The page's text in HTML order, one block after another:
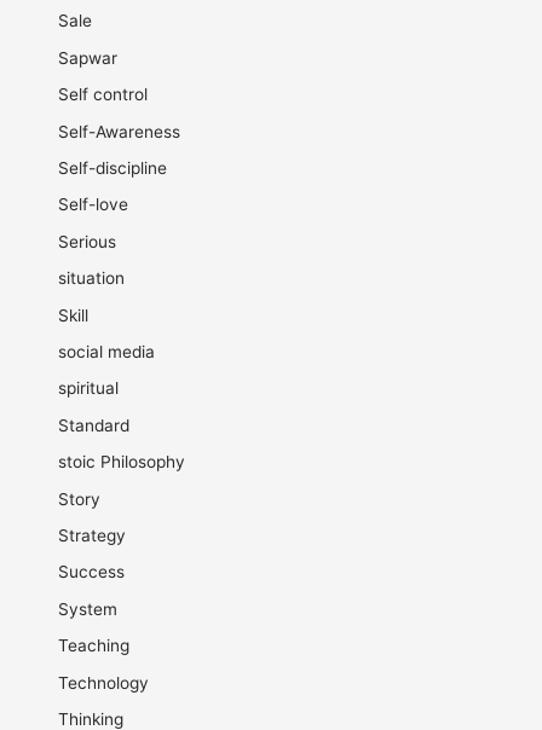
Sale
Sapwar
Self control
Self-Awareness
Self-discipline
Self-love
Serious
situation
Skill
social media
spiritual
Standard
stoic Philosophy
Story
Strategy
Success
System
Teaching
Technology
Thinking